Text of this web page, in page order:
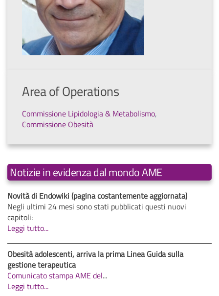
Area of Operations
Commissione Lipidologia & Metabolismo,
Commissione Obesità
Notizie in evidenza dal mondo AME
Novità di Endowiki (pagina costantemente aggiornata)
Negli ultimi 24 mesi sono stati pubblicati questi nuovi
capitoli:
Leggi tutto...
Obesità adolescenti, arriva la prima Linea Guida sulla
gestione terapeutica
Comunicato stampa AME del...
Leggi tutto...